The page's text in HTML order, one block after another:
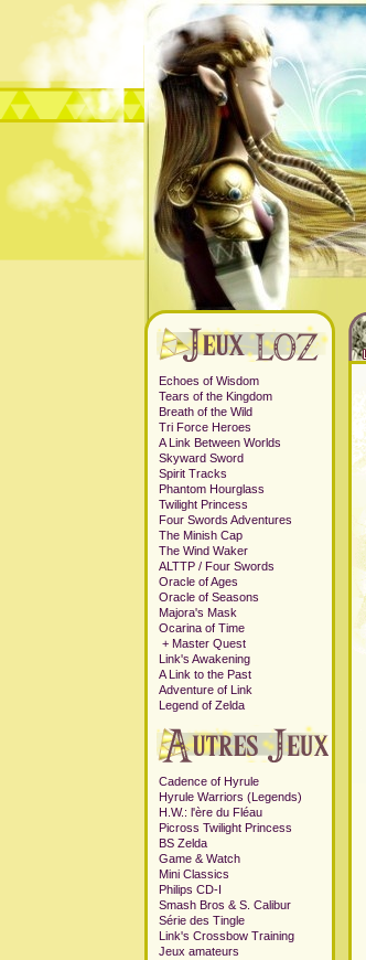
Echoes of Wisdom
Tears of the Kingdom
Breath of the Wild
Tri Force Heroes
A Link Between Worlds
Skyward Sword
Spirit Tracks
Phantom Hourglass
Twilight Princess
Four Swords Adventures
The Minish Cap
The Wind Waker
ALTTP / Four Swords
Oracle of Ages
Oracle of Seasons
Majora's Mask
Ocarina of Time
+ Master Quest
Link's Awakening
A Link to the Past
Adventure of Link
Legend of Zelda
Cadence of Hyrule
Hyrule Warriors (Legends)
H.W.: l'ère du Fléau
Picross Twilight Princess
BS Zelda
Game & Watch
Mini Classics
Philips CD-I
Smash Bros & S. Calibur
Série des Tingle
Link's Crossbow Training
Jeux amateurs